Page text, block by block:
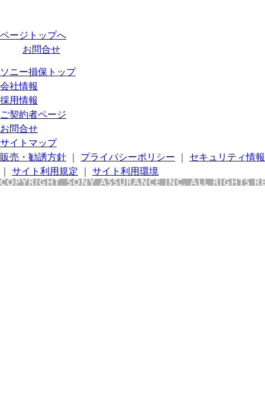
ページトップへ
お問合せ
ソニー損保トップ
会社情報
採用情報
ご契約者ページ
お問合せ
サイトマップ
販売・勧誘方針
プライバシーポリシー
セキュリティ情報
サイト利用規定 サイト利用環境